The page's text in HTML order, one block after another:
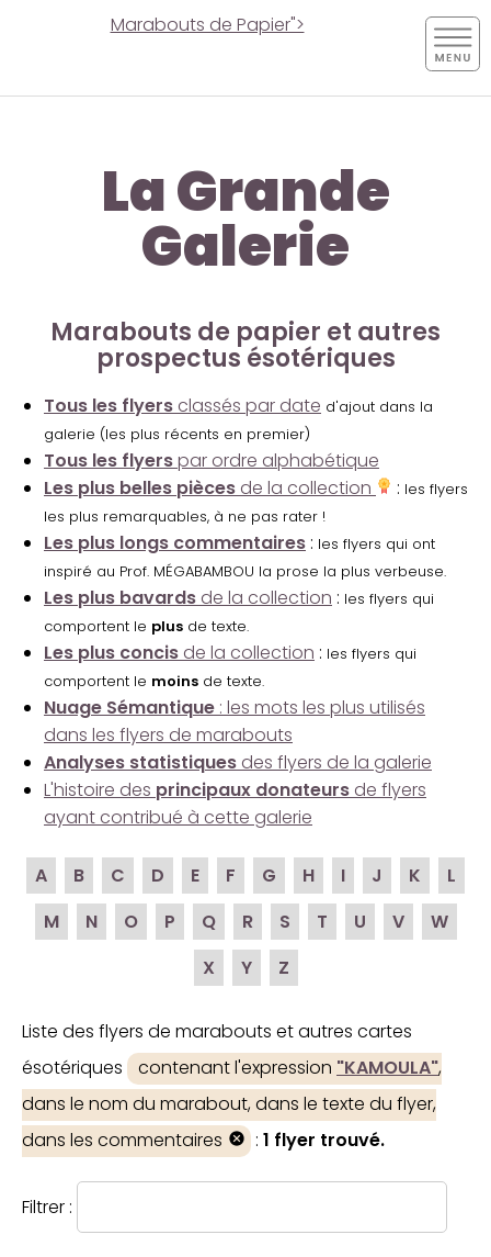
Marabouts de Papier">
La Grande
Galerie
Marabouts de papier et autres
prospectus ésotériques
Tous les flyers classés par date d'ajout dans la
galerie (les plus récents en premier)
Tous les flyerspar ordre alphabétique
Les plus belles pièces de la collection : les flyers
les plus remarquables, à ne pas rater !
Les plus longs commentaires : les flyers qui ont
inspiré au Prof. MÉGABAMBOU la prose la plus verbeuse.
Les plus bavards de la collection : les flyers qui
comportent le plus de texte.
Les plus concis de la collection : les flyers qui
comportent le moins de texte.
Nuage Sémantique : les mots les plus utilisés
dans les flyers de marabouts
Analyses statistiques des flyers de la galerie
L'histoire des principaux donateurs de flyers
ayant contribué à cette galerie
A B C D E F G H I J K
L
M
N O P Q R S T U V
W
X
Y Z
Liste des flyers de marabouts et autres cartes
ésotériques
contenant l'expression "KAMOULA",
dans le nom du marabout, dans le texte du flyer,
dans les commentaires
: 1 flyer trouvé.
Filtrer :